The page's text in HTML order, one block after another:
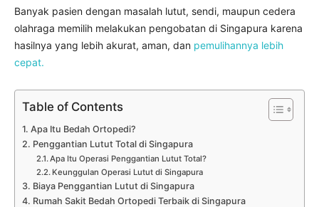
Banyak pasien dengan masalah lutut, sendi, maupun cedera
olahraga memilih melakukan pengobatan di Singapura karena
hasilnya yang lebih akurat, aman, dan pemulihannya lebih
cepat.
Table of Contents
Apa Itu Bedah Ortopedi?
Penggantian Lutut Total di Singapura
Apa Itu Operasi Penggantian Lutut Total?
Keunggulan Operasi Lutut di Singapura
Biaya Penggantian Lutut di Singapura
Rumah Sakit Bedah Ortopedi Terbaik di Singapura